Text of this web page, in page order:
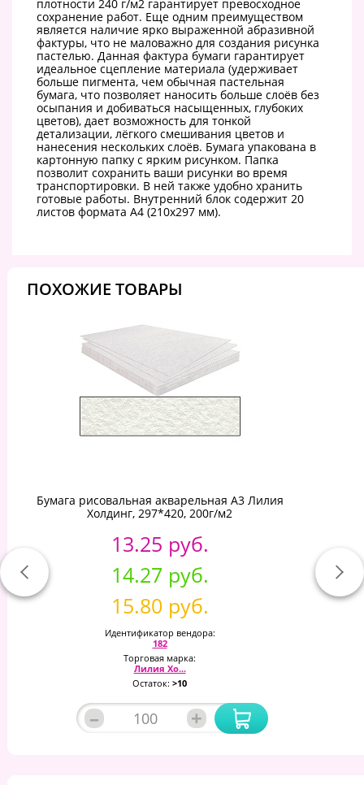
плотности 240 г/м2 гарантирует превосходное
сохранение работ. Еще одним преимуществом
является наличие ярко выраженной абразивной
фактуры, что не маловажно для создания рисунка
пастелью. Данная фактура бумаги гарантирует
идеальное сцепление материала (удерживает
больше пигмента, чем обычная пастельная
бумага, что позволяет наносить больше слоёв без
осыпания и добиваться насыщенных, глубоких
цветов), дает возможность для тонкой
детализации, лёгкого смешивания цветов и
нанесения нескольких слоёв. Бумага упакована в
картонную папку с ярким рисунком. Папка
позволит сохранить ваши рисунки во время
транспортировки. В ней также удобно хранить
готовые работы. Внутренний блок содержит 20
листов формата А4 (210х297 мм).
ПОХОЖИЕ ТОВАРЫ
Бумага рисовальная акварельная А3 Лилия
Холдинг, 297*420, 200г/м2
13.25 руб.
14.27 руб.
15.80 руб.
Идентификатор вендора:
182
Торговая марка:
Лилия Хо...
Остаток: >10
– +